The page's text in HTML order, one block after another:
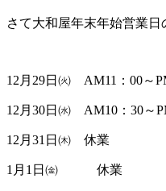
さて大和屋年末年始営業日
12月29日㈫ AM11：00～
12月30日㈬ AM10：30～
12月31日㈭ 休業
1月1日㈮ 休業